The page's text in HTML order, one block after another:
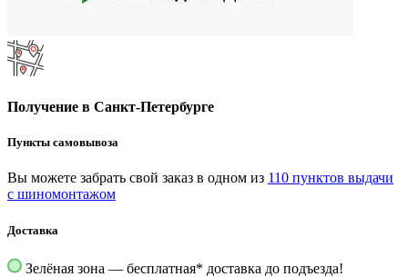
Получение в Санкт-Петербурге
Пункты самовывоза
Вы можете забрать свой заказ в одном из 110 пунктов выдачи
с шиномонтажом
Доставка
Зелёная зона — бесплатная* доставка до подъезда!